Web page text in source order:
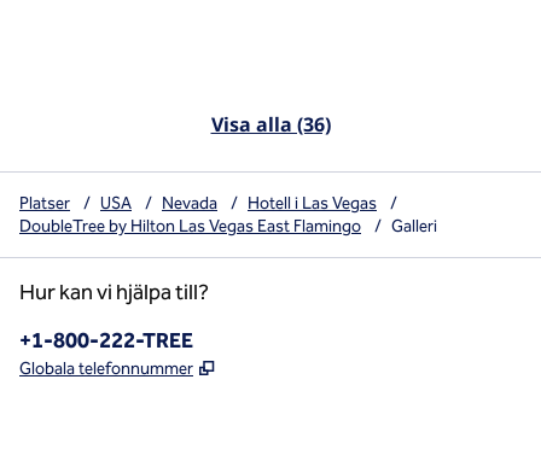
Visa alla (36)
Platser / USA / Nevada / Hotell i Las Vegas
/
DoubleTree by Hilton Las Vegas East Flamingo
/ Galleri
Hur kan vi hjälpa till?
Telefon:
+1-800-222-TREE
Globala telefonnummer ,